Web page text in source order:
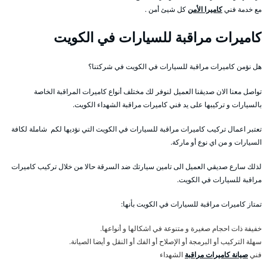
مع خدمة فنيكاميرا الأمنكل شيئ أمن .
كاميرات مراقبة للسيارات في الكويت
هل نؤمن كاميرات مراقبة للسيارات في الكويت في شركتنا؟
تواصل معنا الان صديقنا العميل لنوفر لك مختلف أنواع كاميرات المراقبة الخاصة
بالسيارات و تركيبها على يد فني كاميرات مراقبة الشهداء الكويت.
تعتبر اعمال تركيب كاميرات مراقبة للسيارات في الكويت التي نؤديها لكم شاملة لكافة
السيارات و من اي نوع أو ماركة.
لذلك سارع صديقي العميل الى تامين سيارتك ضد السرقة حالا من خلال تركيب كاميرات
مراقبة للسيارات في الكويت.
تمتاز كاميرات مراقبة للسيارات في الكويت بأنها:
خفيفة ذات احجام صغيرة و متنوعة في اشكالها و أنواعها.
سهلة التركيب أو البرمجة أو الإصلاح أو الفك أو النقل و أيضا الصيانة.
فنيصيانة كاميرات مراقبة الشهداء